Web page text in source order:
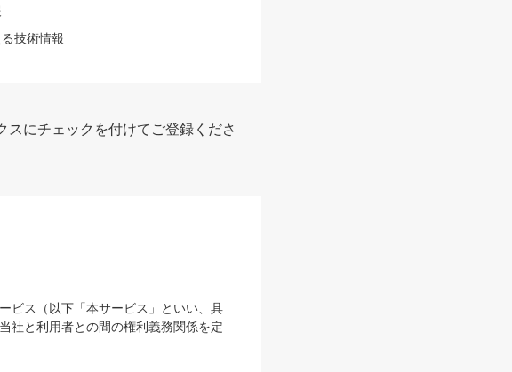
技術情報
にチェックを付けてご登録くださ
ビス（以下「本サービス」といい、具
社と利用者との間の権利義務関係を定